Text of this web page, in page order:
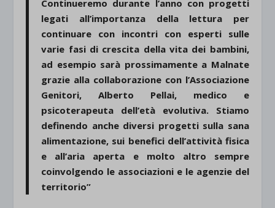
Continueremo durante l’anno con progetti
legati all’importanza della lettura per
continuare con incontri con esperti sulle
varie fasi di crescita della vita dei bambini,
ad esempio sarà prossimamente a Malnate
grazie alla collaborazione con l’Associazione
Genitori, Alberto Pellai, medico e
psicoterapeuta dell’età evolutiva. Stiamo
definendo anche diversi progetti sulla sana
alimentazione, sui benefici dell’attività fisica
e all’aria aperta e molto altro sempre
coinvolgendo le associazioni e le agenzie del
territorio”